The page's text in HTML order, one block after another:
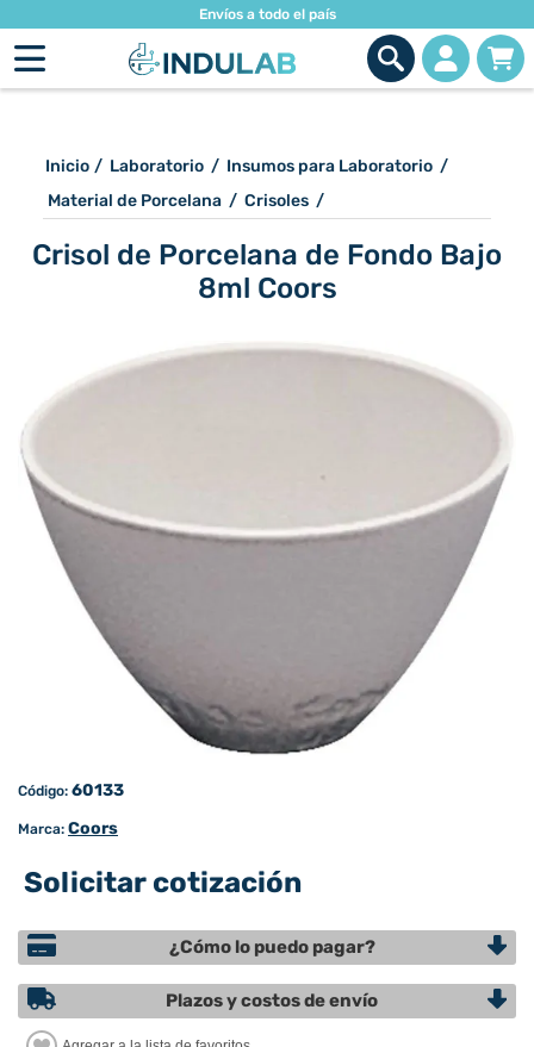
Envíos a todo el país
Inicio / Laboratorio / Insumos para Laboratorio /
Material de Porcelana / Crisoles /
Crisol de Porcelana de Fondo Bajo
8ml Coors
Código: 60133
Marca: Coors
Solicitar cotización
¿Cómo lo puedo pagar?
Plazos y costos de envío